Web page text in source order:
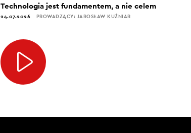
Technologia jest fundamentem, a nie celem
24.07.2026 PROWADZĄCY: JAROSŁAW KUŹNIAR